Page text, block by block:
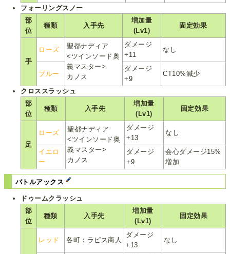
フォーリングスノー
部
位
種類 入手先
増加量
(Lv1)
固定効果
手
ローズ
聖都ナディア
<ツインソード奥
義マスター>
カノス
ダメージ
+11
なし
ブルー
ダメージ
+9
CT10%減少
クロススラッシュ
部
位
種類 入手先
増加量
(Lv1)
固定効果
足
ローズ
聖都ナディア
<ツインソード奥
義マスター>
カノス
ダメージ
+13
なし
イエロ
ー
ダメージ
+9
会心ダメージ15%
増加
バトルアックス
ドゥームクラッシュ
部
位
種類 入手先
増加量
(Lv1)
固定効果
レッド 各町：ラピス商人
ダメージ
+13
なし